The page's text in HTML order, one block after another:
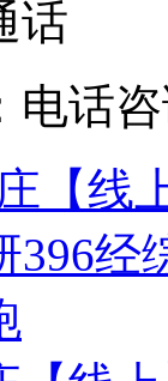
话
电话